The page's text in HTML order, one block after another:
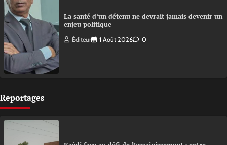
La santé d’un détenu ne devrait jamais devenir un
enjeu politique
Éditeur 1 Août 2026 0
Reportages